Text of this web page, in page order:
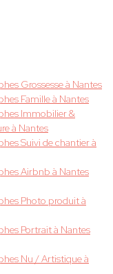
Grossesse à Nantes
Famille à Nantes
Immobilier &
à Nantes
Suivi de chantier à
Airbnb à Nantes
Photo produit à
Portrait à Nantes
Nu / Artistique à